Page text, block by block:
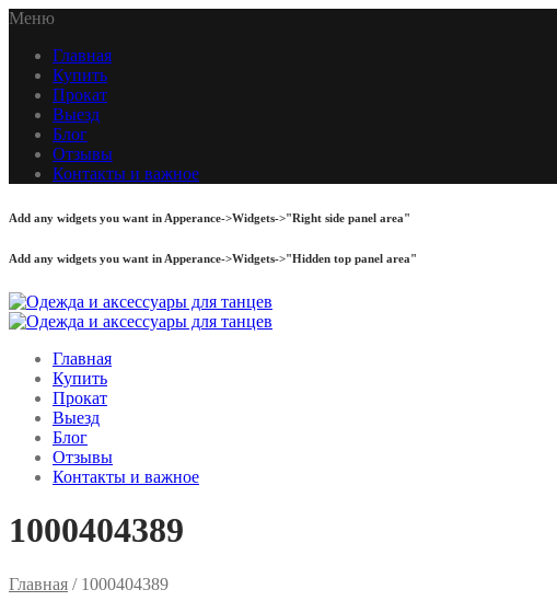
Меню
Главная
Купить
Прокат
Выезд
Блог
Отзывы
Контакты и важное
Add any widgets you want in Apperance->Widgets->"Right side panel area"
Add any widgets you want in Apperance->Widgets->"Hidden top panel area"
Главная
Купить
Прокат
Выезд
Блог
Отзывы
Контакты и важное
1000404389
Главная / 1000404389